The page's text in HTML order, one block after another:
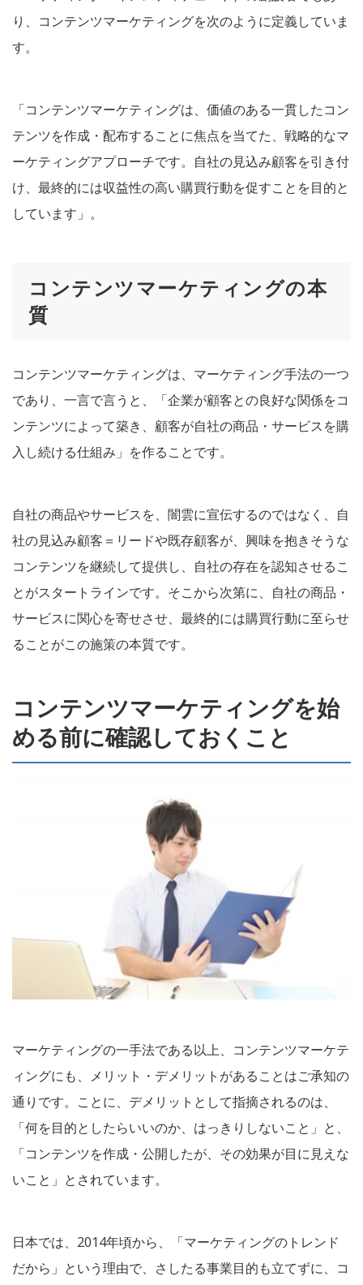
り、コンテンツマーケティングを次のように定義していま
す。
「コンテンツマーケティングは、価値のある一貫したコン
テンツを作成・配布することに焦点を当てた、戦略的なマ
ーケティングアプローチです。自社の見込み顧客を引き付
け、最終的には収益性の高い購買行動を促すことを目的と
しています」。
コンテンツマーケティングの本
質
コンテンツマーケティングは、マーケティング手法の一つ
であり、一言で言うと、「企業が顧客との良好な関係をコ
ンテンツによって築き、顧客が自社の商品・サービスを購
入し続ける仕組み」を作ることです。
自社の商品やサービスを、闇雲に宣伝するのではなく、自
社の見込み顧客＝リードや既存顧客が、興味を抱きそうな
コンテンツを継続して提供し、自社の存在を認知させるこ
とがスタートラインです。そこから次第に、自社の商品・
サービスに関心を寄せさせ、最終的には購買行動に至らせ
ることがこの施策の本質です。
コンテンツマーケティングを始
める前に確認しておくこと
マーケティングの一手法である以上、コンテンツマーケテ
ィングにも、メリット・デメリットがあることはご承知の
通りです。ことに、デメリットとして指摘されるのは、
「何を目的としたらいいのか、はっきりしないこと」と、
「コンテンツを作成・公開したが、その効果が目に見えな
いこと」とされています。
日本では、2014年頃から、「マーケティングのトレンド
だから」という理由で、さしたる事業目的も立てずに、コ